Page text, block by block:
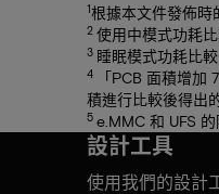
1根據本文件發佈時
2 使用中模式功耗
3 睡眠模式功耗比
4 「PCB 面積增加
積進行比較後得出
5 e.MMC 和 UFS
設計工具
使用我們的設計